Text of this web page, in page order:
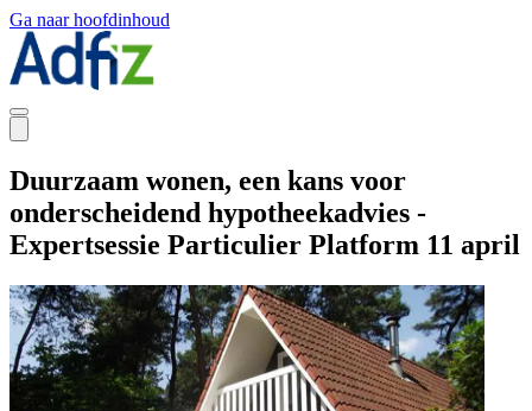
Ga naar hoofdinhoud
Duurzaam wonen, een kans voor
onderscheidend hypotheekadvies -
Expertsessie Particulier Platform 11 april